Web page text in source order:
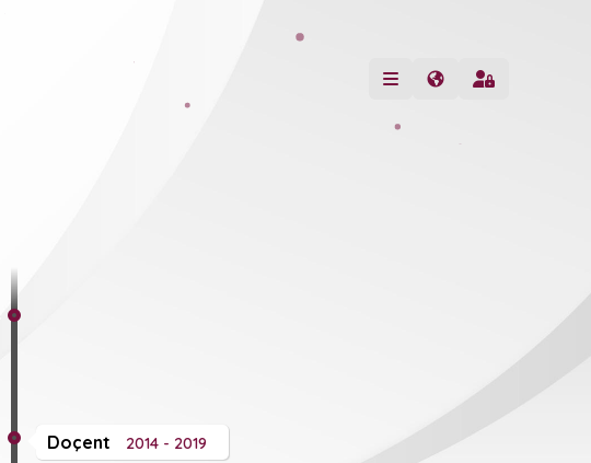
Doçent 2014 - 2019